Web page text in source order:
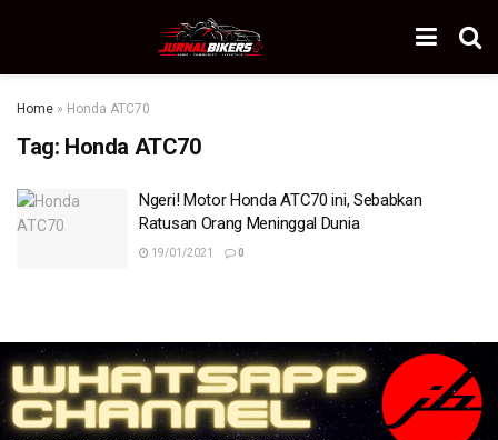
Home » Honda ATC70
Tag: Honda ATC70
Ngeri! Motor Honda ATC70 ini, Sebabkan
Ratusan Orang Meninggal Dunia
19/01/2021 0